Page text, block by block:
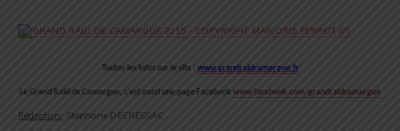
Toutes les infos sur le site : www.grandraidcamargue.fr
Le Grand Raid de Camargue, c’est aussi une page Facebook www.facebook.com/grandraidcamargue
Rédaction: Stéphane DECRESSAC